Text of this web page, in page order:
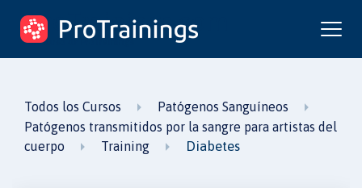
ProTrainings.com
un curso de ProTrainings
Todos los Cursos
Patógenos Sanguíneos
Patógenos transmitidos por la sangre para artistas del
cuerpo
Training Diabetes